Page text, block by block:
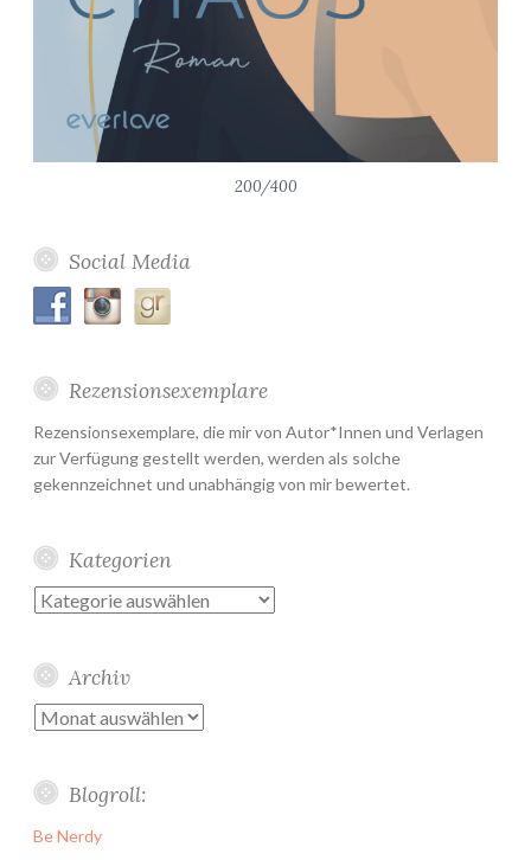
200/400
Social Media
Rezensionsexemplare
Rezensionsexemplare, die mir von Autor*Innen und Verlagen
zur Verfügung gestellt werden, werden als solche
gekennzeichnet und unabhängig von mir bewertet.
Kategorien
Kategorien
Archiv
Archiv
Blogroll:
Be Nerdy